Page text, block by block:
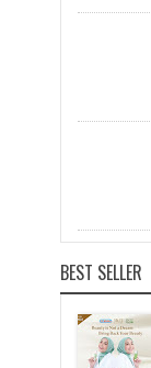
BEST SELLER